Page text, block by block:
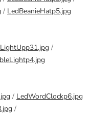
/ LedBeanieHatp5.jpg
/
/ LedWordClockp6.jpg
/